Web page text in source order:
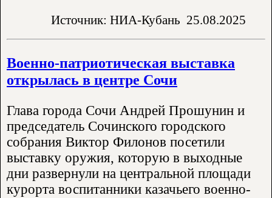
Источник: НИА-Кубань 25.08.2025
Военно-патриотическая выставка
открылась в центре Сочи
Глава города Сочи Андрей Прошунин и
председатель Сочинского городского
собрания Виктор Филонов посетили
выставку оружия, которую в выходные
дни развернули на центральной площади
курорта воспитанники казачьего военно-